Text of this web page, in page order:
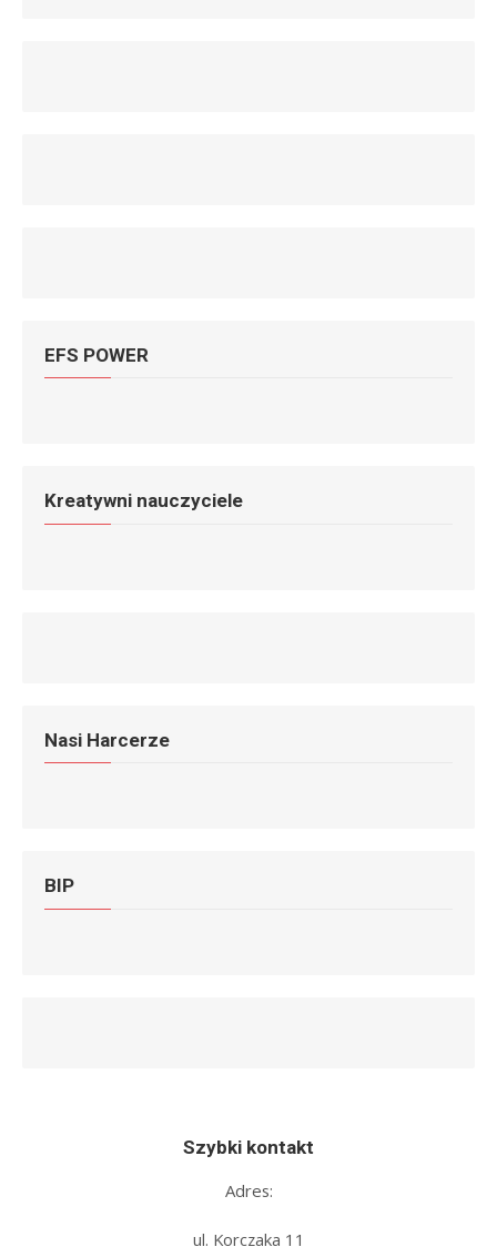
EFS POWER
Kreatywni nauczyciele
Nasi Harcerze
BIP
Szybki kontakt
Adres:
ul. Korczaka 11